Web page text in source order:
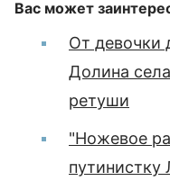
Вас может
От девочки
Долина
ретуши
"Ножевое